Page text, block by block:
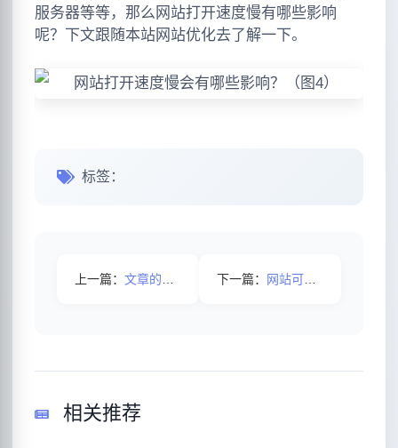
服务器等等，那么网站打开速度慢有哪些影响
呢？下文跟随本站网站优化去了解一下。
标签：
上一篇： 文章的发布有什么技巧吗？ 下一篇： 网站可以频繁修改网站标题吗？
相关推荐